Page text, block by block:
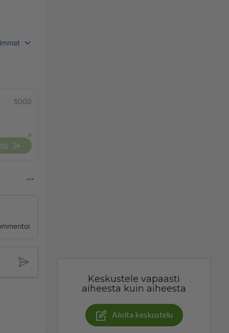
5000
Keskustele vapaasti
aiheesta kuin aiheesta
Aloita keskustelu